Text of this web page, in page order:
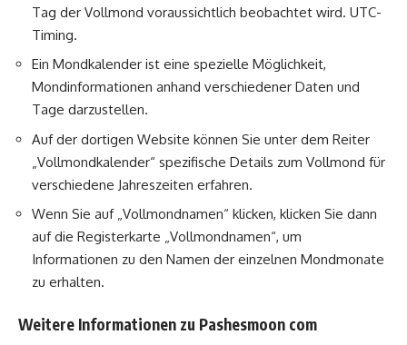
​​Tag der Vollmond voraussichtlich beobachtet wird. UTC-
Timing.
Ein Mondkalender ist eine spezielle Möglichkeit,
Mondinformationen anhand verschiedener Daten und
Tage darzustellen.
Auf der dortigen Website können Sie unter dem Reiter
„Vollmondkalender“ spezifische Details zum Vollmond für
verschiedene Jahreszeiten erfahren.
Wenn Sie auf „Vollmondnamen“ klicken, klicken Sie dann
auf die Registerkarte „Vollmondnamen“, um
Informationen zu den Namen der einzelnen Mondmonate
zu erhalten.
Weitere Informationen zu Pashesmoon com